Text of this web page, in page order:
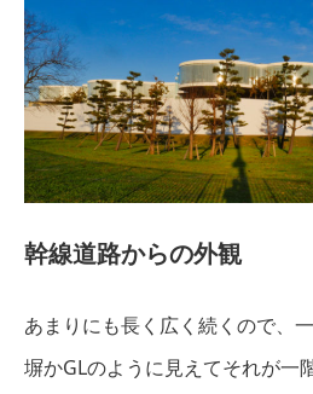
幹線道路からの外観
あまりにも長く広く続くので、
塀かGLのように見えてそれが一